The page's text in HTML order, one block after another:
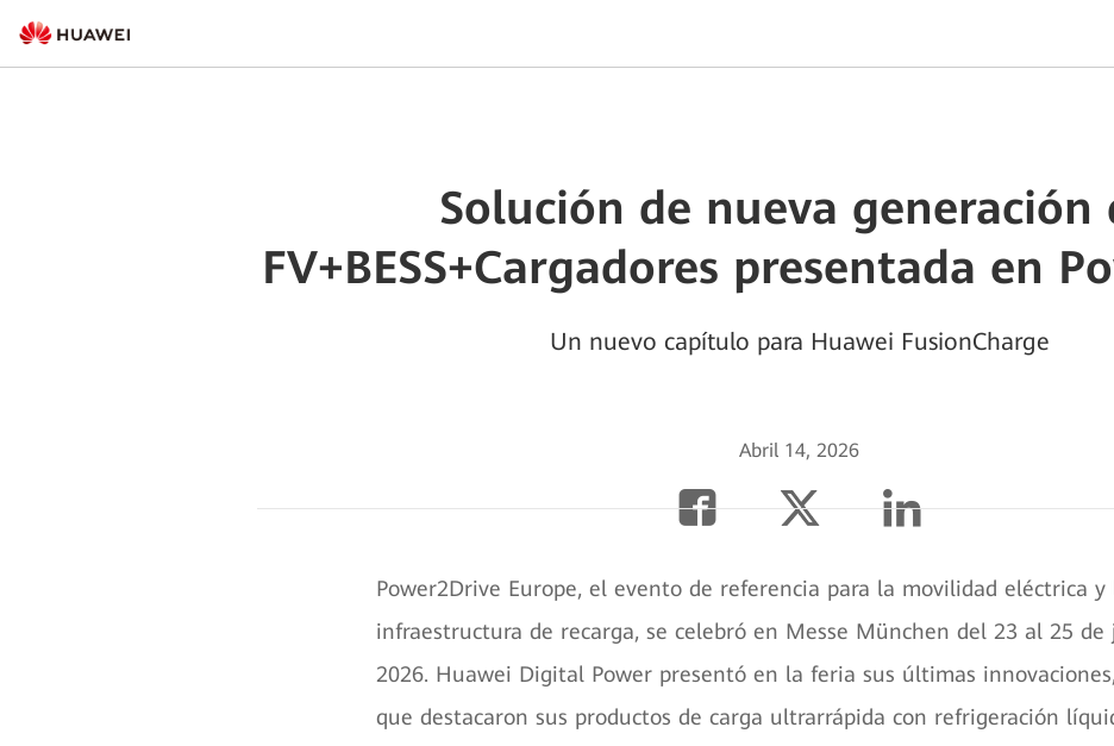
Solución de nueva generación
FV+BESS+Cargadores presentada en
Un nuevo capítulo para Huawei FusionCharge
Abril 14, 2026
Power2Drive Europe, el evento de referencia para la movilidad eléctrica y
infraestructura de recarga, se celebró en Messe München del 23 al 25 de
2026. Huawei Digital Power presentó en la feria sus últimas
que destacaron sus productos de carga ultrarrápida con refrigeración